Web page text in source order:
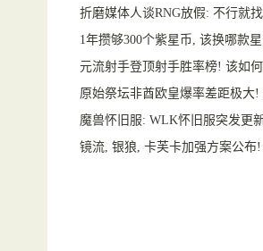
折磨媒体人谈RNG放假: 不行就
1年攒够300个紫星币, 该换哪款
元流射手登顶射手胜率榜! 该如
原始祭坛非酋欧皇爆率差距极
魔兽怀旧服: WLK怀旧服突发更
镜流, 银狼, 卡芙卡加强方案公